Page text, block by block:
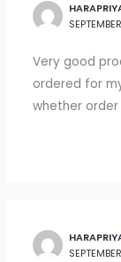
Very good
ordered for
whether